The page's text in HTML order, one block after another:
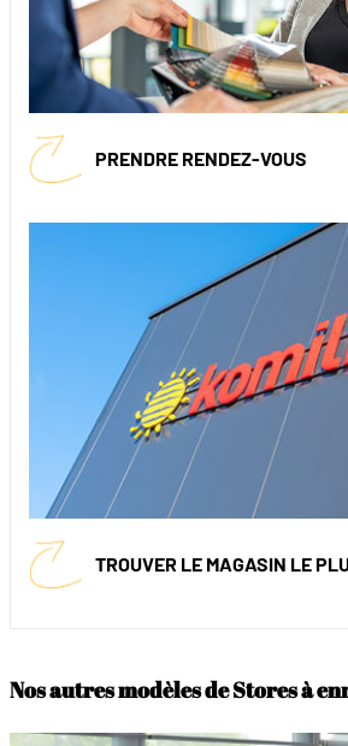
PRENDRE RENDEZ-VOUS
TROUVER LE MAGASIN LE
Nos autres modèles de Stores à